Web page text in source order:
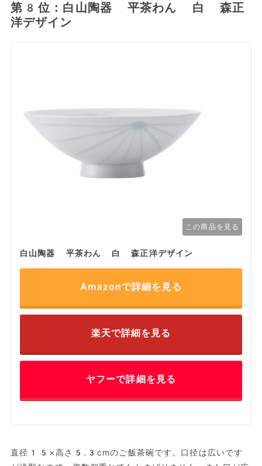
第8位：白山陶器 平茶わん 白 森正
洋デザイン
この商品を見る
白山陶器 平茶わん 白 森正洋デザイン
Amazonで詳細を見る
楽天で詳細を見る
ヤフーで詳細を見る
直径15×高さ5.3cmのご飯茶碗です。口径は広いです